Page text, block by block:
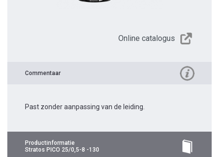
Online catalogus
Commentaar
Past zonder aanpassing van de leiding.
Productinformatie
Stratos PICO 25/0,5-8 -130